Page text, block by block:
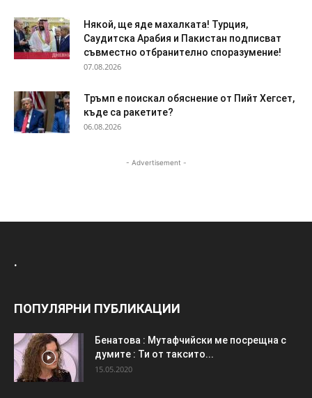
Някой, ще яде махалката! Турция,
Саудитска Арабия и Пакистан подписват
съвместно отбранително споразумение!
07.08.2026
Тръмп е поискал обяснение от Пийт Хегсет,
къде са ракетите?
06.08.2026
- Advertisement -
.
ПОПУЛЯРНИ ПУБЛИКАЦИИ
Бенатова : Мутафчийски ме посрещна с
думите : Ти от таксито...
15.05.2020